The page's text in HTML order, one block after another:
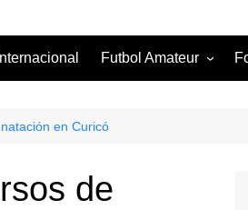
Internacional Futbol Amateur
Categoría Adulta
en Curicó
de